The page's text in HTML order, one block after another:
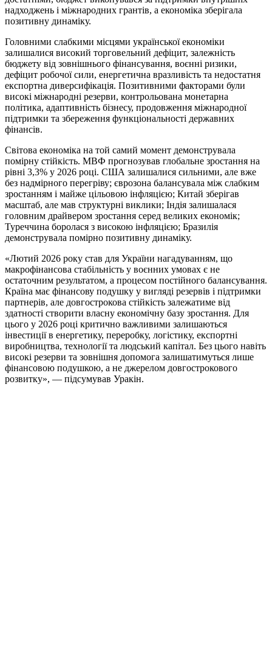
надходжень і міжнародних грантів, а економіка зберігала
позитивну динаміку.
Головними слабкими місцями української економіки
залишалися високий торговельний дефіцит, залежність
бюджету від зовнішнього фінансування, воєнні ризики,
дефіцит робочої сили, енергетична вразливість та недостатня
експортна диверсифікація. Позитивними факторами були
високі міжнародні резерви, контрольована монетарна
політика, адаптивність бізнесу, продовження міжнародної
підтримки та збереження функціональності державних
фінансів.
Світова економіка на той самий момент демонструвала
помірну стійкість. МВФ прогнозував глобальне зростання на
рівні 3,3% у 2026 році. США залишалися сильними, але вже
без надмірного перегріву; єврозона балансувала між слабким
зростанням і майже цільовою інфляцією; Китай зберігав
масштаб, але мав структурні виклики; Індія залишалася
головним драйвером зростання серед великих економік;
Туреччина боролася з високою інфляцією; Бразилія
демонструвала помірно позитивну динаміку.
«Лютий 2026 року став для України нагадуванням, що
макрофінансова стабільність у воєнних умовах є не
остаточним результатом, а процесом постійного балансування.
Країна має фінансову подушку у вигляді резервів і підтримки
партнерів, але довгострокова стійкість залежатиме від
здатності створити власну економічну базу зростання. Для
цього у 2026 році критично важливими залишаються
інвестиції в енергетику, переробку, логістику, експортні
виробництва, технології та людський капітал. Без цього навіть
високі резерви та зовнішня допомога залишатимуться лише
фінансовою подушкою, а не джерелом довгострокового
розвитку», — підсумував Уракін.